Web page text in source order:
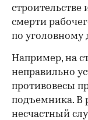
00:00
строительстве
смерти
по уголовному
Например, на
неправильно
противовесы
подъемника. В
несчастный